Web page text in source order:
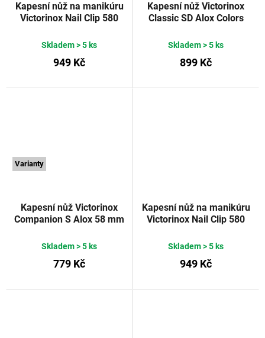
Kapesní nůž na manikúru
Victorinox Nail Clip 580
Skladem> 5 ks
949 Kč
Kapesní nůž Victorinox
Classic SD Alox Colors
Skladem> 5 ks
899 Kč
Varianty
Kapesní nůž Victorinox
Companion S Alox 58 mm
Skladem> 5 ks
779 Kč
Kapesní nůž na manikúru
Victorinox Nail Clip 580
Skladem> 5 ks
949 Kč